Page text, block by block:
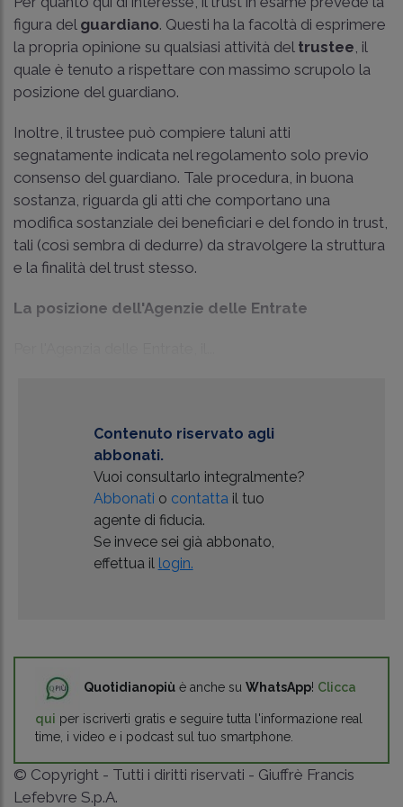
figura del guardiano. Questi ha la facoltà di esprimere
la propria opinione su qualsiasi attività del trustee , il
quale è tenuto a rispettare con massimo scrupolo la
posizione del guardiano.
Inoltre, il trustee può compiere taluni atti
segnatamente indicata nel regolamento solo previo
consenso del guardiano. Tale procedura, in buona
sostanza, riguarda gli atti che comportano una
modifica sostanziale dei beneficiari e del fondo in trust,
tali (così sembra di dedurre) da stravolgere la struttura
e la finalità del trust stesso.
La posizione dell'Agenzie delle Entrate
Contenuto riservato agli
abbonati.
Vuoi consultarlo integralmente?
Abbonati o contatta il tuo
agente di fiducia.
Se invece sei già abbonato,
effettua il login.
Quotidianopiù è anche su WhatsApp! Clicca
qui per iscriverti gratis e seguire tutta l'informazione real
time, i video e i podcast sul tuo smartphone.
© Copyright - Tutti i diritti riservati - Giuffrè Francis
Lefebvre S.p.A.